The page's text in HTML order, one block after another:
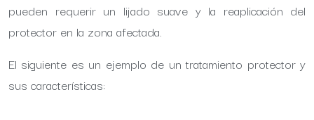
pueden requerir un lijado suave y la reaplicación del
protector en la zona afectada.
El siguiente es un ejemplo de un tratamiento protector y
sus características: